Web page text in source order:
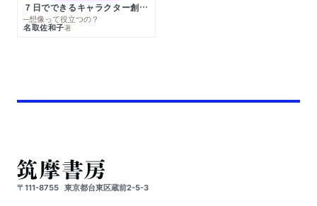
７日でできるキャラクター創作入門
─想像って役立つの？
名取佐和子著
〒111-8755 東京都台東区蔵前2-5-3